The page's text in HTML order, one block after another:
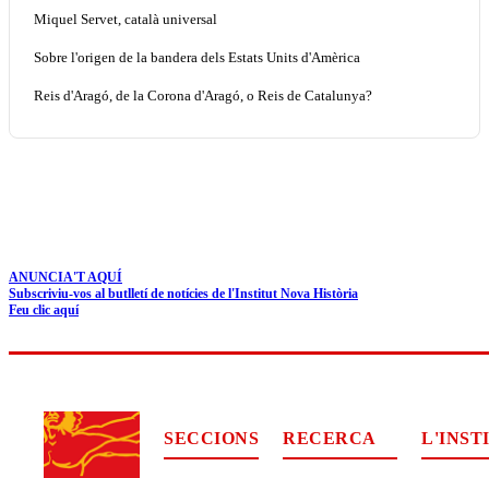
Miquel Servet, català universal
Sobre l'origen de la bandera dels Estats Units d'Amèrica
Reis d'Aragó, de la Corona d'Aragó, o Reis de Catalunya?
ANUNCIA'T AQUÍ
Subscriviu-vos al butlletí de notícies de l'Institut Nova Història
Feu clic aquí
SECCIONS RECERCA